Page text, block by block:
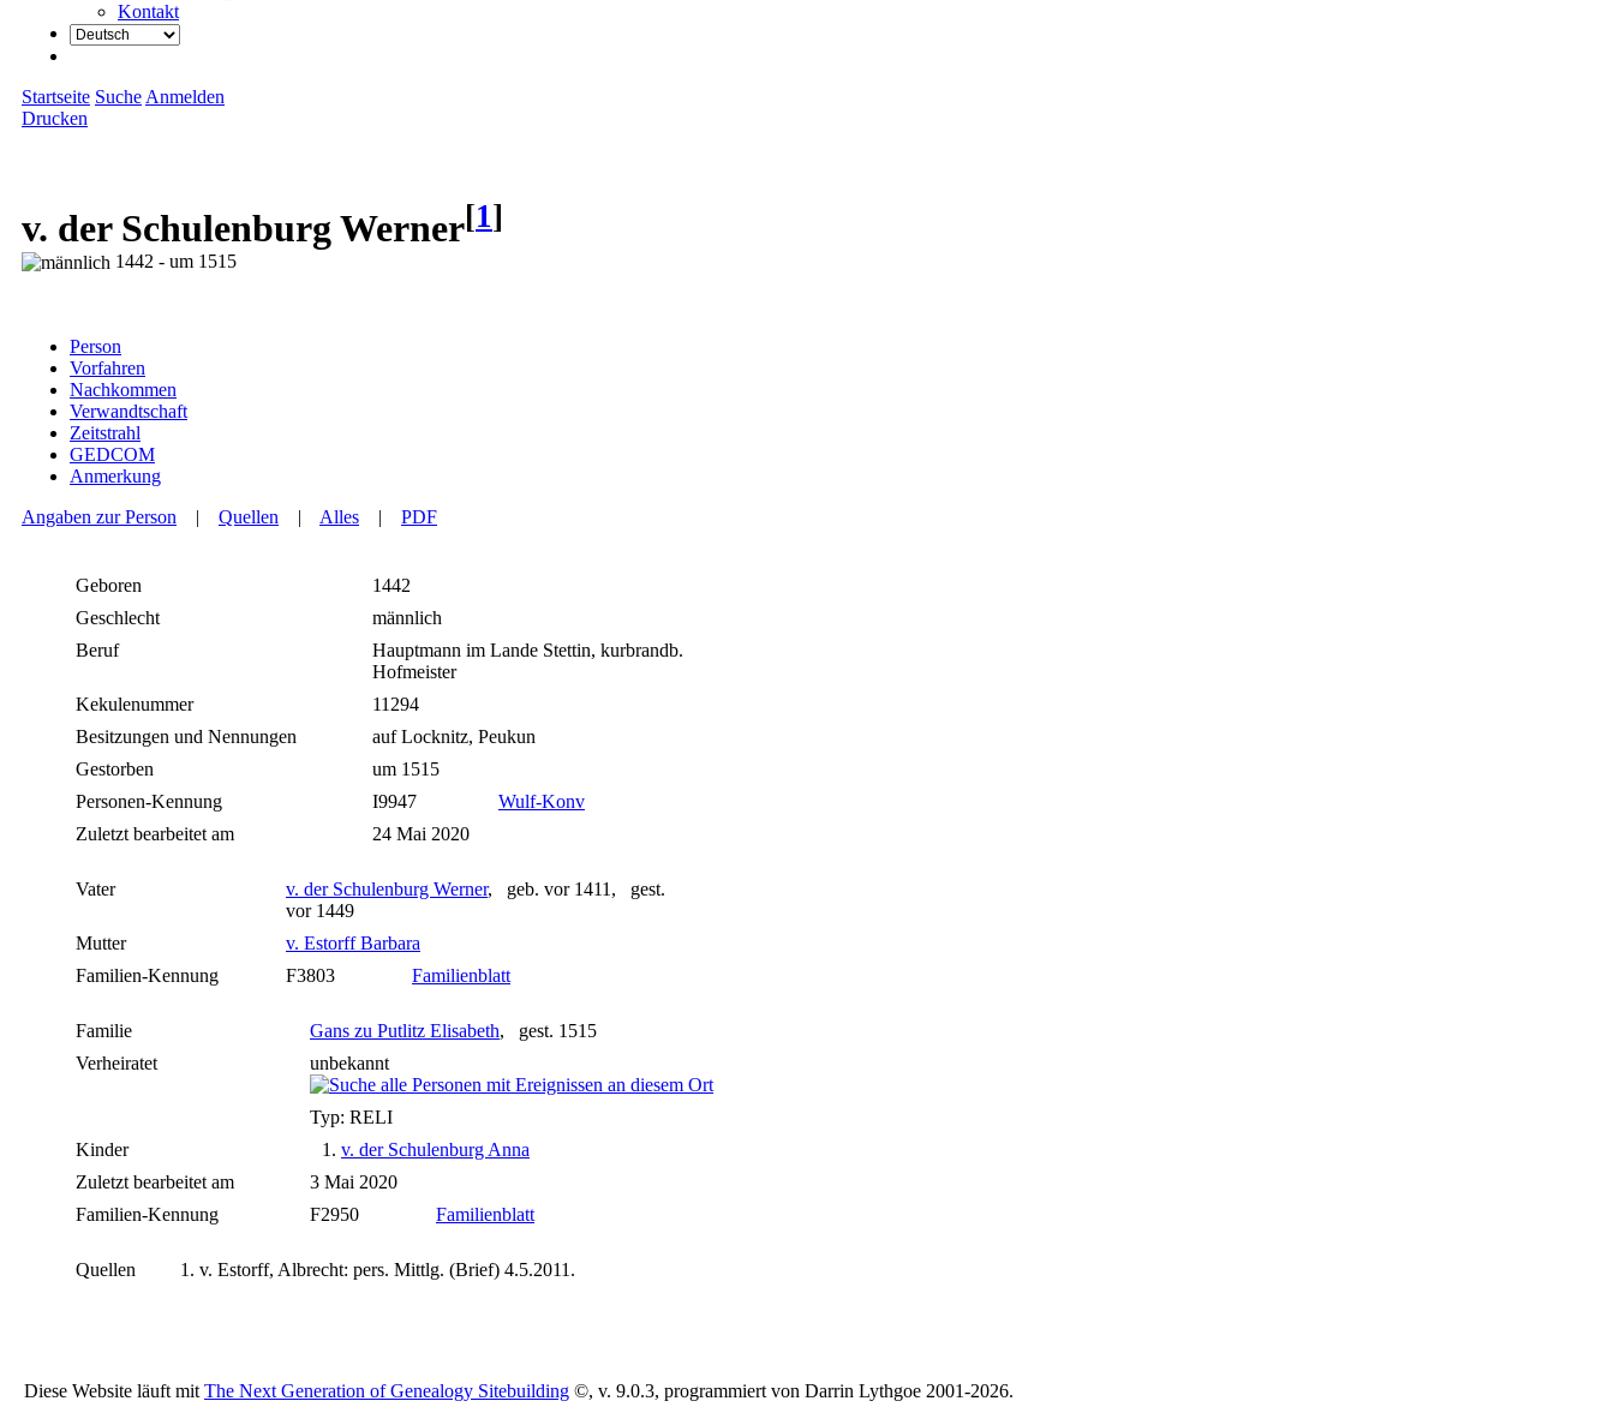
Kontakt
Startseite Suche Anmelden
Drucken
v. der Schulenburg Werner[1]
1442 - um 1515
Person
Vorfahren
Nachkommen
Verwandtschaft
Zeitstrahl
GEDCOM
Anmerkung
Angaben zur Person | Quellen | Alles | PDF
Geboren
1442
Geschlecht
männlich
Beruf
Hauptmann im Lande Stettin, kurbrandb.
Hofmeister
Kekulenummer
11294
Besitzungen und Nennungen
auf Locknitz, Peukun
Gestorben
um 1515
Personen-Kennung
I9947
Wulf-Konv
Zuletzt bearbeitet am
24 Mai 2020
Vater v. der Schulenburg Werner, geb. vor 1411, gest.
vor 1449
Mutter
v. Estorff Barbara
Familien-Kennung
F3803 Familienblatt
Familie Gans zu Putlitz Elisabeth, gest. 1515
Verheiratet
unbekannt
Typ: RELI
Kinder
1. v. der Schulenburg Anna
Zuletzt bearbeitet am
3 Mai 2020
Familien-Kennung
F2950 Familienblatt
Quellen v. Estorff, Albrecht: pers. Mittlg. (Brief) 4.5.2011.
Diese Website läuft mit The Next Generation of Genealogy Sitebuilding ©, v. 9.0.3, programmiert von Darrin Lythgoe 2001-2026.